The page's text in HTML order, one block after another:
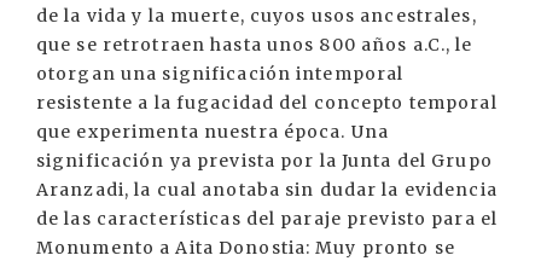
de la vida y la muerte, cuyos usos ancestrales,
que se retrotraen hasta unos 800 años a.C., le
otorgan una significación intemporal
resistente a la fugacidad del concepto temporal
que experimenta nuestra época. Una
significación ya prevista por la Junta del Grupo
Aranzadi, la cual anotaba sin dudar la evidencia
de las características del paraje previsto para el
Monumento a Aita Donostia: Muy pronto se